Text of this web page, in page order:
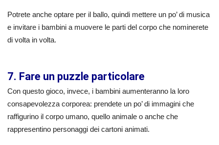
Potrete anche optare per il ballo, quindi mettere un po’ di musica
e invitare i bambini a muovere le parti del corpo che nominerete
di volta in volta.
7. Fare un puzzle particolare
Con questo gioco, invece, i bambini aumenteranno la loro
consapevolezza corporea: prendete un po’ di immagini che
raffigurino il corpo umano, quello animale o anche che
rappresentino personaggi dei cartoni animati.